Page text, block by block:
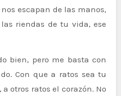
escapan de las manos,
riendas de tu vida, ese
bien, pero me basta con
Con que a ratos sea tu
otros ratos el corazón. No